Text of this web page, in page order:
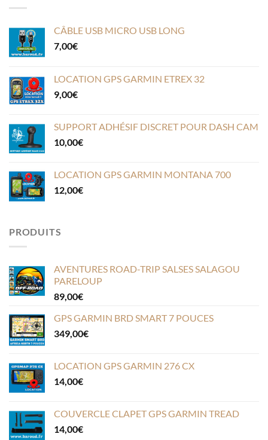
CÂBLE USB MICRO USB LONG
7,00€
LOCATION GPS GARMIN ETREX 32
9,00€
SUPPORT ADHÉSIF DISCRET POUR DASH CAM
10,00€
LOCATION GPS GARMIN MONTANA 700
12,00€
PRODUITS
AVENTURES ROAD-TRIP SALSES SALAGOU
PARELOUP
89,00€
GPS GARMIN BRD SMART 7 POUCES
349,00€
LOCATION GPS GARMIN 276 CX
14,00€
COUVERCLE CLAPET GPS GARMIN TREAD
14,00€